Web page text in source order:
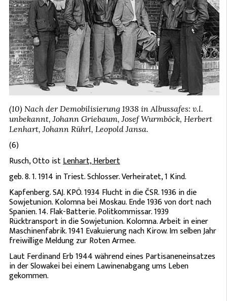
(10) Nach der Demobilisierung 1938 in Albussafes: v.l.
unbekannt, Johann Griebaum, Josef Wurmböck, Herbert
Lenhart, Johann Rührl, Leopold Jansa.
(6)
Rusch, Otto istLenhart, Herbert
geb. 8. 1. 1914 in Triest. Schlosser. Verheiratet, 1 Kind.
Kapfenberg. SAJ. KPÖ. 1934 Flucht in die ČSR. 1936 in die
Sowjetunion. Kolomna bei Moskau. Ende 1936 von dort nach
Spanien. 14. Flak-Batterie. Politkommissar. 1939
Rücktransport in die Sowjetunion. Kolomna. Arbeit in einer
Maschinenfabrik. 1941 Evakuierung nach Kirow. Im selben Jahr
freiwillige Meldung zur Roten Armee.
Laut Ferdinand Erb 1944 während eines Partisaneneinsatzes
in der Slowakei bei einem Lawinenabgang ums Leben
gekommen.